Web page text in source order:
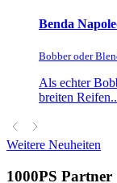
Benda
Bobber oder
Als echter
breiten
Weitere Neuheiten
1000PS Partner